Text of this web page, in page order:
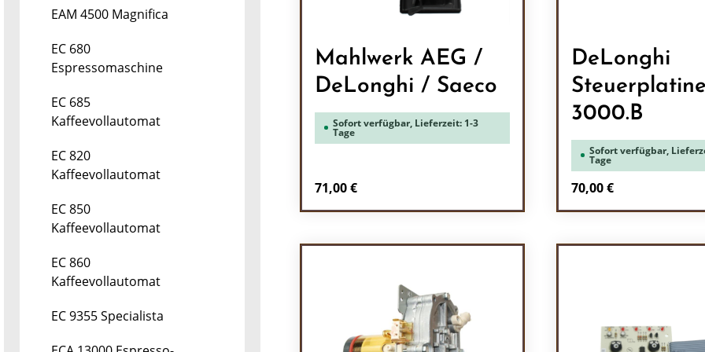
EAM 4500 Magnifica
EC 680
Espressomaschine
EC 685
Kaffeevollautomat
EC 820
Kaffeevollautomat
EC 850
Kaffeevollautomat
EC 860
Kaffeevollautomat
EC 9355 Specialista
Mahlwerk AEG /
DeLonghi / Saeco
Sofort verfügbar, Lieferzeit: 1-3
Tage
Regulärer Preis:
71,00 €
DeLonghi
3000.B
Sofort verfügbar,
Tage
Regulärer Preis:
70,00 €